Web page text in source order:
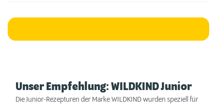
Unser Empfehlung: WILDKIND Junior
Die Junior-Rezepturen der Marke WILDKIND wurden speziell für